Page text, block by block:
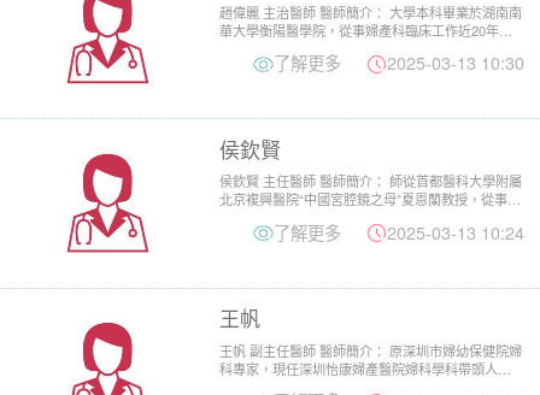
趙偉麗 主治醫師 醫師簡介： 大學本科畢業於湖南南
華大學衡陽醫學院，從事婦產科臨床工作近20年，
了解更多 2025-03-13 10:30
侯欽賢
侯欽賢 主任醫師 醫師簡介： 師從首都醫科大學附屬
北京複興醫院“中國宮腔鏡之母”夏恩蘭教授，從事婦
了解更多 2025-03-13 10:24
王帆
王帆 副主任醫師 醫師簡介： 原深圳市婦幼保健院婦
科專家，現任深圳怡康婦產醫院婦科學科帶頭人。